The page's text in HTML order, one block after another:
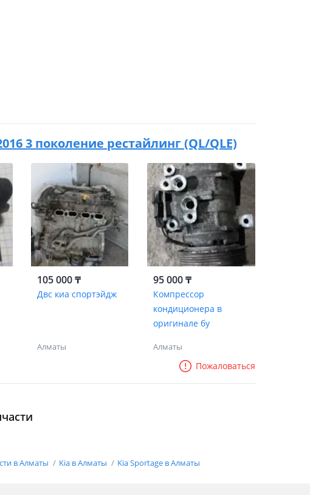
3 поколение рестайлинг (QL/QLE)
105 000 ₸
Двс киа спортэйдж
Алматы
95 000 ₸
Компрессор
кондиционера в
оригинале бу
Алматы
Пожаловаться
в Алматы Kia в Алматы Kia Sportage в Алматы